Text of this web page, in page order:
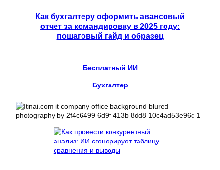
Как бухгалтеру оформить авансовый
отчет за командировку в 2025 году:
пошаговый гайд и образец
Бесплатный ИИ
Бухгалтер